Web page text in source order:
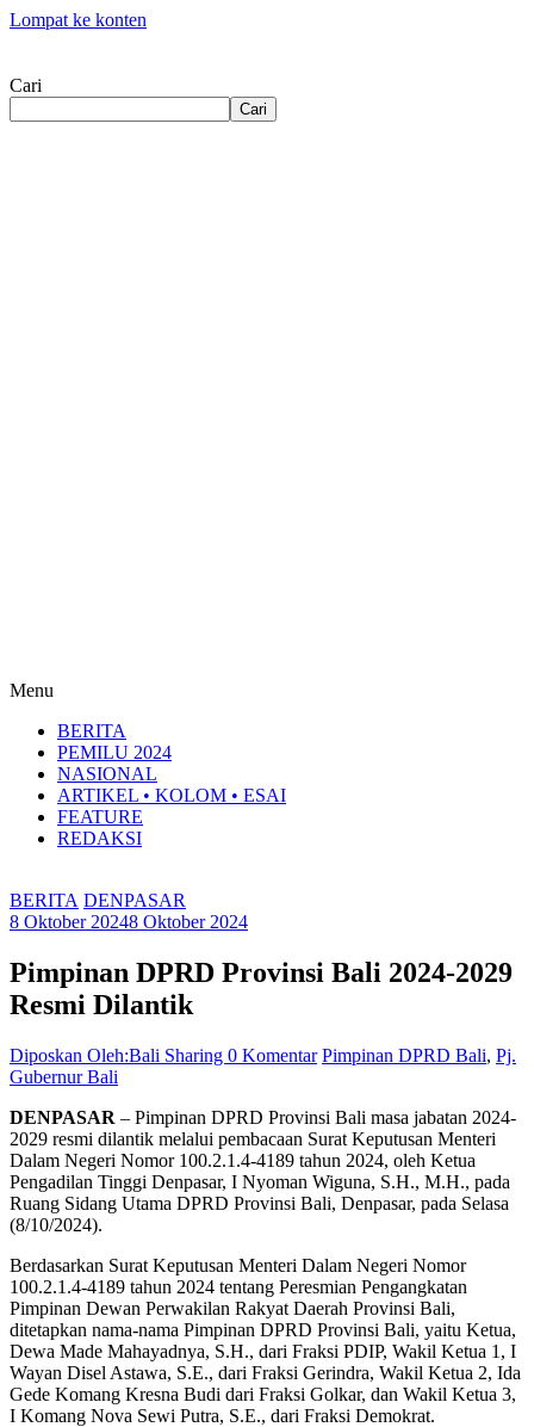
Lompat ke konten
Cari
Cari
Menu
BERITA
PEMILU 2024
NASIONAL
ARTIKEL • KOLOM • ESAI
FEATURE
REDAKSI
BERITA DENPASAR
8 Oktober 20248 Oktober 2024
Pimpinan DPRD Provinsi Bali 2024-2029
Resmi Dilantik
Diposkan Oleh:Bali Sharing 0 Komentar Pimpinan DPRD Bali, Pj.
Gubernur Bali
DENPASAR – Pimpinan DPRD Provinsi Bali masa jabatan 2024-
2029 resmi dilantik melalui pembacaan Surat Keputusan Menteri
Dalam Negeri Nomor 100.2.1.4-4189 tahun 2024, oleh Ketua
Pengadilan Tinggi Denpasar, I Nyoman Wiguna, S.H., M.H., pada
Ruang Sidang Utama DPRD Provinsi Bali, Denpasar, pada Selasa
(8/10/2024).
Berdasarkan Surat Keputusan Menteri Dalam Negeri Nomor
100.2.1.4-4189 tahun 2024 tentang Peresmian Pengangkatan
Pimpinan Dewan Perwakilan Rakyat Daerah Provinsi Bali,
ditetapkan nama-nama Pimpinan DPRD Provinsi Bali, yaitu Ketua,
Dewa Made Mahayadnya, S.H., dari Fraksi PDIP, Wakil Ketua 1, I
Wayan Disel Astawa, S.E., dari Fraksi Gerindra, Wakil Ketua 2, Ida
Gede Komang Kresna Budi dari Fraksi Golkar, dan Wakil Ketua 3,
I Komang Nova Sewi Putra, S.E., dari Fraksi Demokrat.